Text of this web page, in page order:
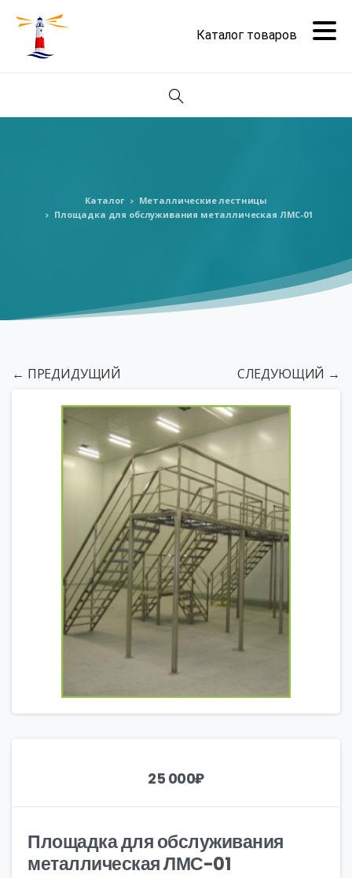
Поиск
Каталог
Металлические лестницы
Площадка для обслуживания металлическая ЛМС-01
← ПРЕДИДУЩИЙ СЛЕДУЮЩИЙ →
25 000₽
Площадка для обслуживания
металлическая ЛМС-01